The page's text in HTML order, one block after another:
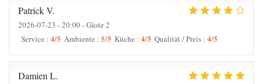
PatrickV
2026-07-23 - 20:00 - Gäste 2
Service : 4/5 Ambiente : 5/5 Küche : 4/5 Qualität / Preis : 4/5
Damien L